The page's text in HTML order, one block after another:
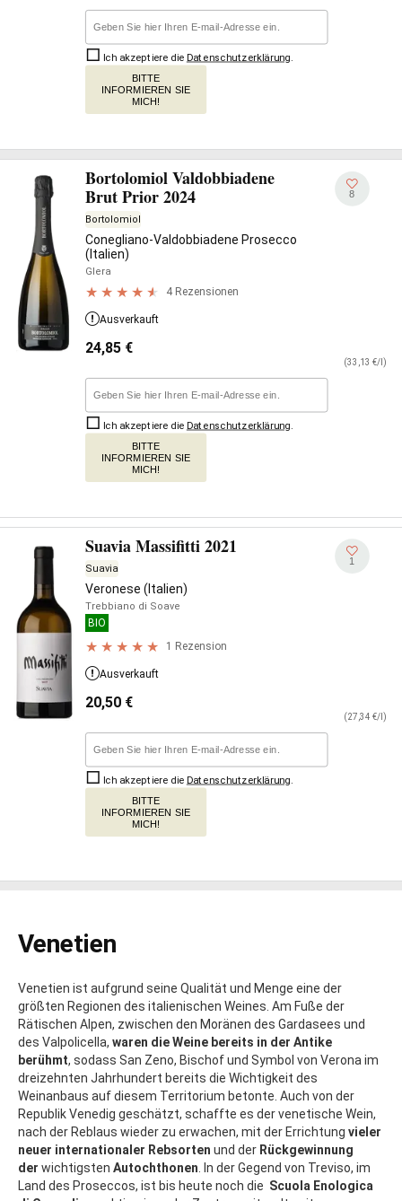
Ich akzeptiere die Datenschutzerklärung
BITTE
INFORMIEREN SIE
MICH!
Bortolomiol Valdobbiadene
Brut Prior 2024
Bortolomiol
Conegliano-Valdobbiadene Prosecco
(Italien)
Glera
4 Rezensionen
8
Ausverkauft
24,85 €
(33,13 €/l)
Ich akzeptiere die Datenschutzerklärung
BITTE
INFORMIEREN SIE
MICH!
Suavia Massifitti 2021
Suavia
Veronese (Italien)
Trebbiano di Soave
BIO
1 Rezension
1
Ausverkauft
20,50 €
(27,34 €/l)
Ich akzeptiere die Datenschutzerklärung
BITTE
INFORMIEREN SIE
MICH!
Venetien
Venetien ist aufgrund seine Qualität und Menge eine der
größten Regionen des italienischen Weines. Am Fuße der
Rätischen Alpen, zwischen den Moränen des Gardasees und
des Valpolicella, waren die Weine bereits in der Antike
berühmt, sodass San Zeno, Bischof und Symbol von Verona im
dreizehnten Jahrhundert bereits die Wichtigkeit des
Weinanbaus auf diesem Territorium betonte. Auch von der
Republik Venedig geschätzt, schaffte es der venetische Wein,
nach der Reblaus wieder zu erwachen, mit der Errichtung vieler
neuer internationaler Rebsorten und der Rückgewinnung
der wichtigsten Autochthonen . In der Gegend von Treviso, im
Land des Proseccos, ist bis heute noch die Scuola Enologica